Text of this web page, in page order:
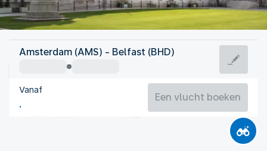
Verenigd Koninkrijk
Belfast
Verenigd Koninkrijk
Amsterdam (AMS) - Belfast (BHD)
Vanaf
Een vlucht boeken